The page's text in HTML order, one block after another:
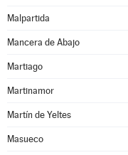
Malpartida
Mancera de Abajo
Martiago
Martinamor
Martín de Yeltes
Masueco